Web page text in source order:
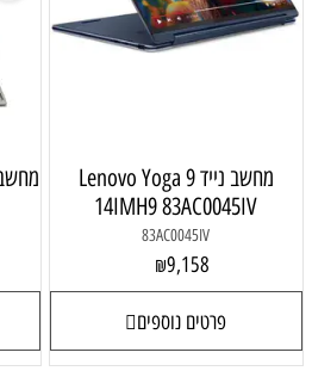
מחשב נייד Lenovo Yoga 9
14IMH9 83AC0045IV
83AC0045IV
₪9,158
פרטים נוספים